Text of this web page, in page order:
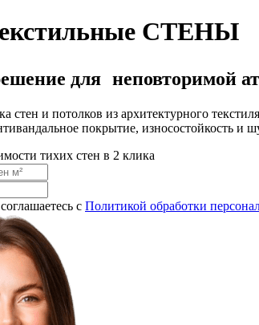
СТЕНЫ
для неповторимой
стен и потолков из архитектурного
покрытие, износостойкость и
тихих стен в 2 клика
с Политикой обработки